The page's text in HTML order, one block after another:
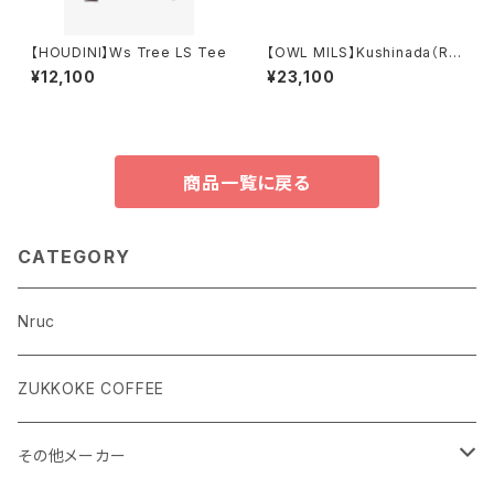
【HOUDINI】Ws Tree LS Tee
¥12,100
【OWL MILS】Kushinada（RD
-005）
¥23,100
商品一覧に戻る
CATEGORY
Nruc
ZUKKOKE COFFEE
その他メーカー